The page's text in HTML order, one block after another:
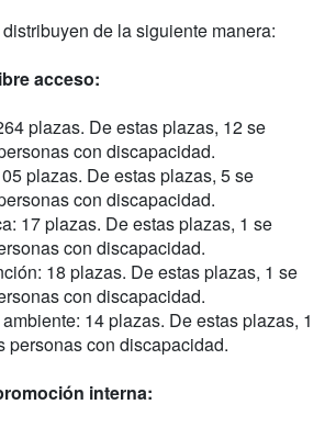
de la siguiente manera:
acceso:
plazas. De estas plazas, 12 se
con discapacidad.
plazas. De estas plazas, 5 se
con discapacidad.
17 plazas. De estas plazas, 1 se
con discapacidad.
18 plazas. De estas plazas, 1 se
con discapacidad.
14 plazas. De estas plazas, 1
personas con discapacidad.
interna: